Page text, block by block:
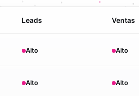
Leads Ventas
Alto Alto
Alto Alto